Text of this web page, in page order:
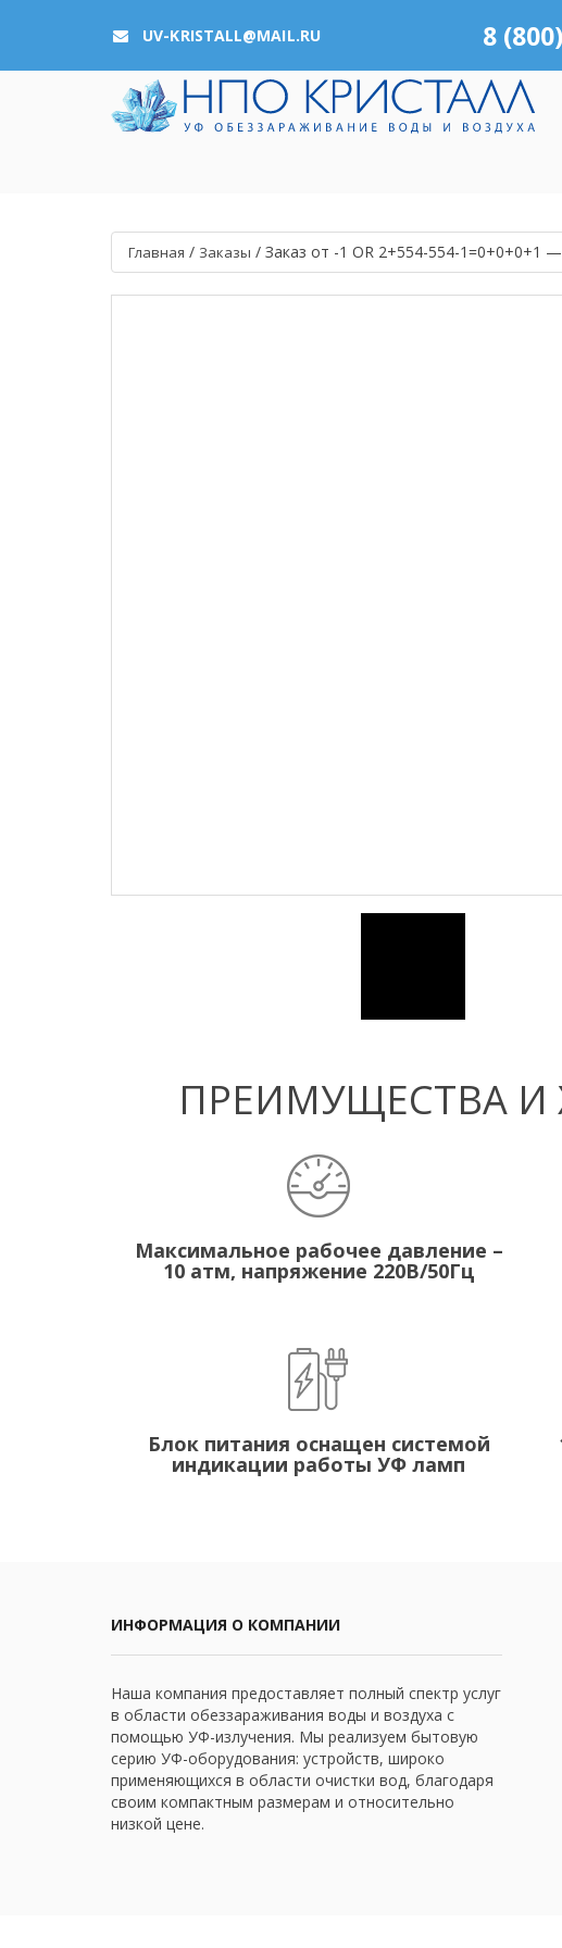
UV-KRISTALL@MAIL.RU 8
Главная / Заказы / Заказ от -1 OR 2+554-554-1=0+0+0+1 —
ПРЕИМУЩЕСТВА И
Максимальное рабочее давление –
10 атм, напряжение 220В/50Гц
Блок питания оснащен системой
индикации работы УФ ламп
ИНФОРМАЦИЯ О КОМПАНИИ
Наша компания предоставляет полный спектр услуг
в области обеззараживания воды и воздуха с
помощью УФ-излучения. Мы реализуем бытовую
серию УФ-оборудования: устройств, широко
применяющихся в области очистки вод, благодаря
своим компактным размерам и относительно
низкой цене.